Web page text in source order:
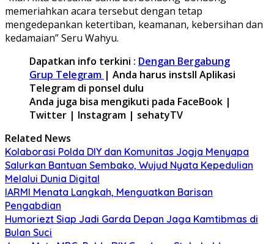
memeriahkan acara tersebut dengan tetap
mengedepankan ketertiban, keamanan, kebersihan dan
kedamaian” Seru Wahyu.
Dapatkan info terkini : Dengan Bergabung
Grup Telegram | Anda harus instsll Aplikasi
Telegram di ponsel dulu
Anda juga bisa mengikuti pada FaceBook |
Twitter | Instagram | sehatyTV
Related News
Kolaborasi Polda DIY dan Komunitas Jogja Menyapa
Salurkan Bantuan Sembako, Wujud Nyata Kepedulian
Melalui Dunia Digital
IARMI Menata Langkah, Menguatkan Barisan
Pengabdian
Humoriezt Siap Jadi Garda Depan Jaga Kamtibmas di
Bulan Suci